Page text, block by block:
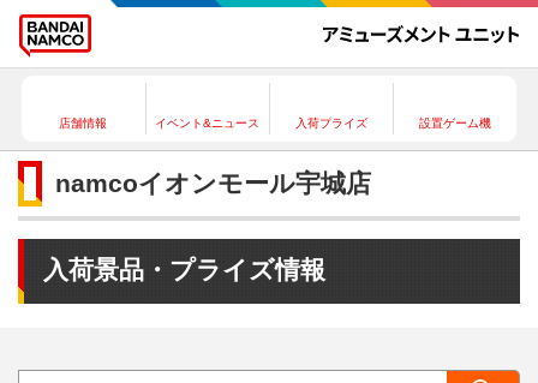
店舗情報 イベント&ニュース 入荷プライズ 設置ゲーム機
namcoイオンモール宇城店
入荷景品・プライズ情報